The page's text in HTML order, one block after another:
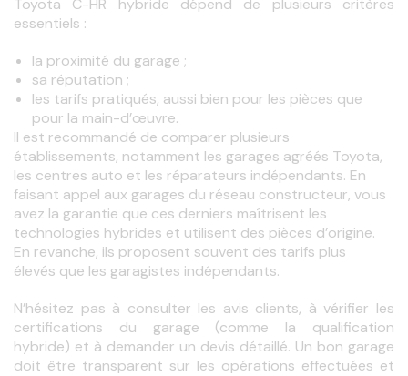
Toyota C-HR hybride dépend de plusieurs critères
la proximité du garage ;
sa réputation ;
les tarifs pratiqués, aussi bien pour les pièces que
pour la main-d’œuvre.
Il est recommandé de comparer plusieurs
établissements, notamment les garages agréés Toyota,
les centres auto et les réparateurs indépendants. En
faisant appel aux garages du réseau constructeur, vous
avez la garantie que ces derniers maîtrisent les
technologies hybrides et utilisent des pièces d’origine.
En revanche, ils proposent souvent des tarifs plus
élevés que les garagistes indépendants.
N’hésitez pas à consulter les avis clients, à vérifier les
certifications du garage (comme la qualification
hybride) et à demander un devis détaillé. Un bon garage
doit être transparent sur les opérations effectuées et